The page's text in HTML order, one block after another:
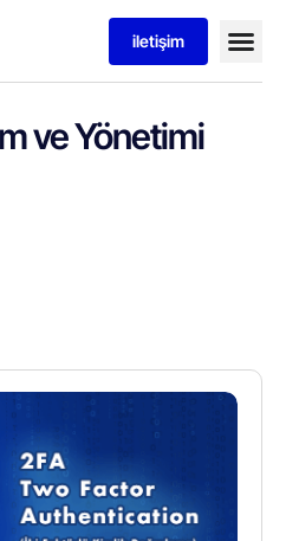
iletişim
ve Yönetimi